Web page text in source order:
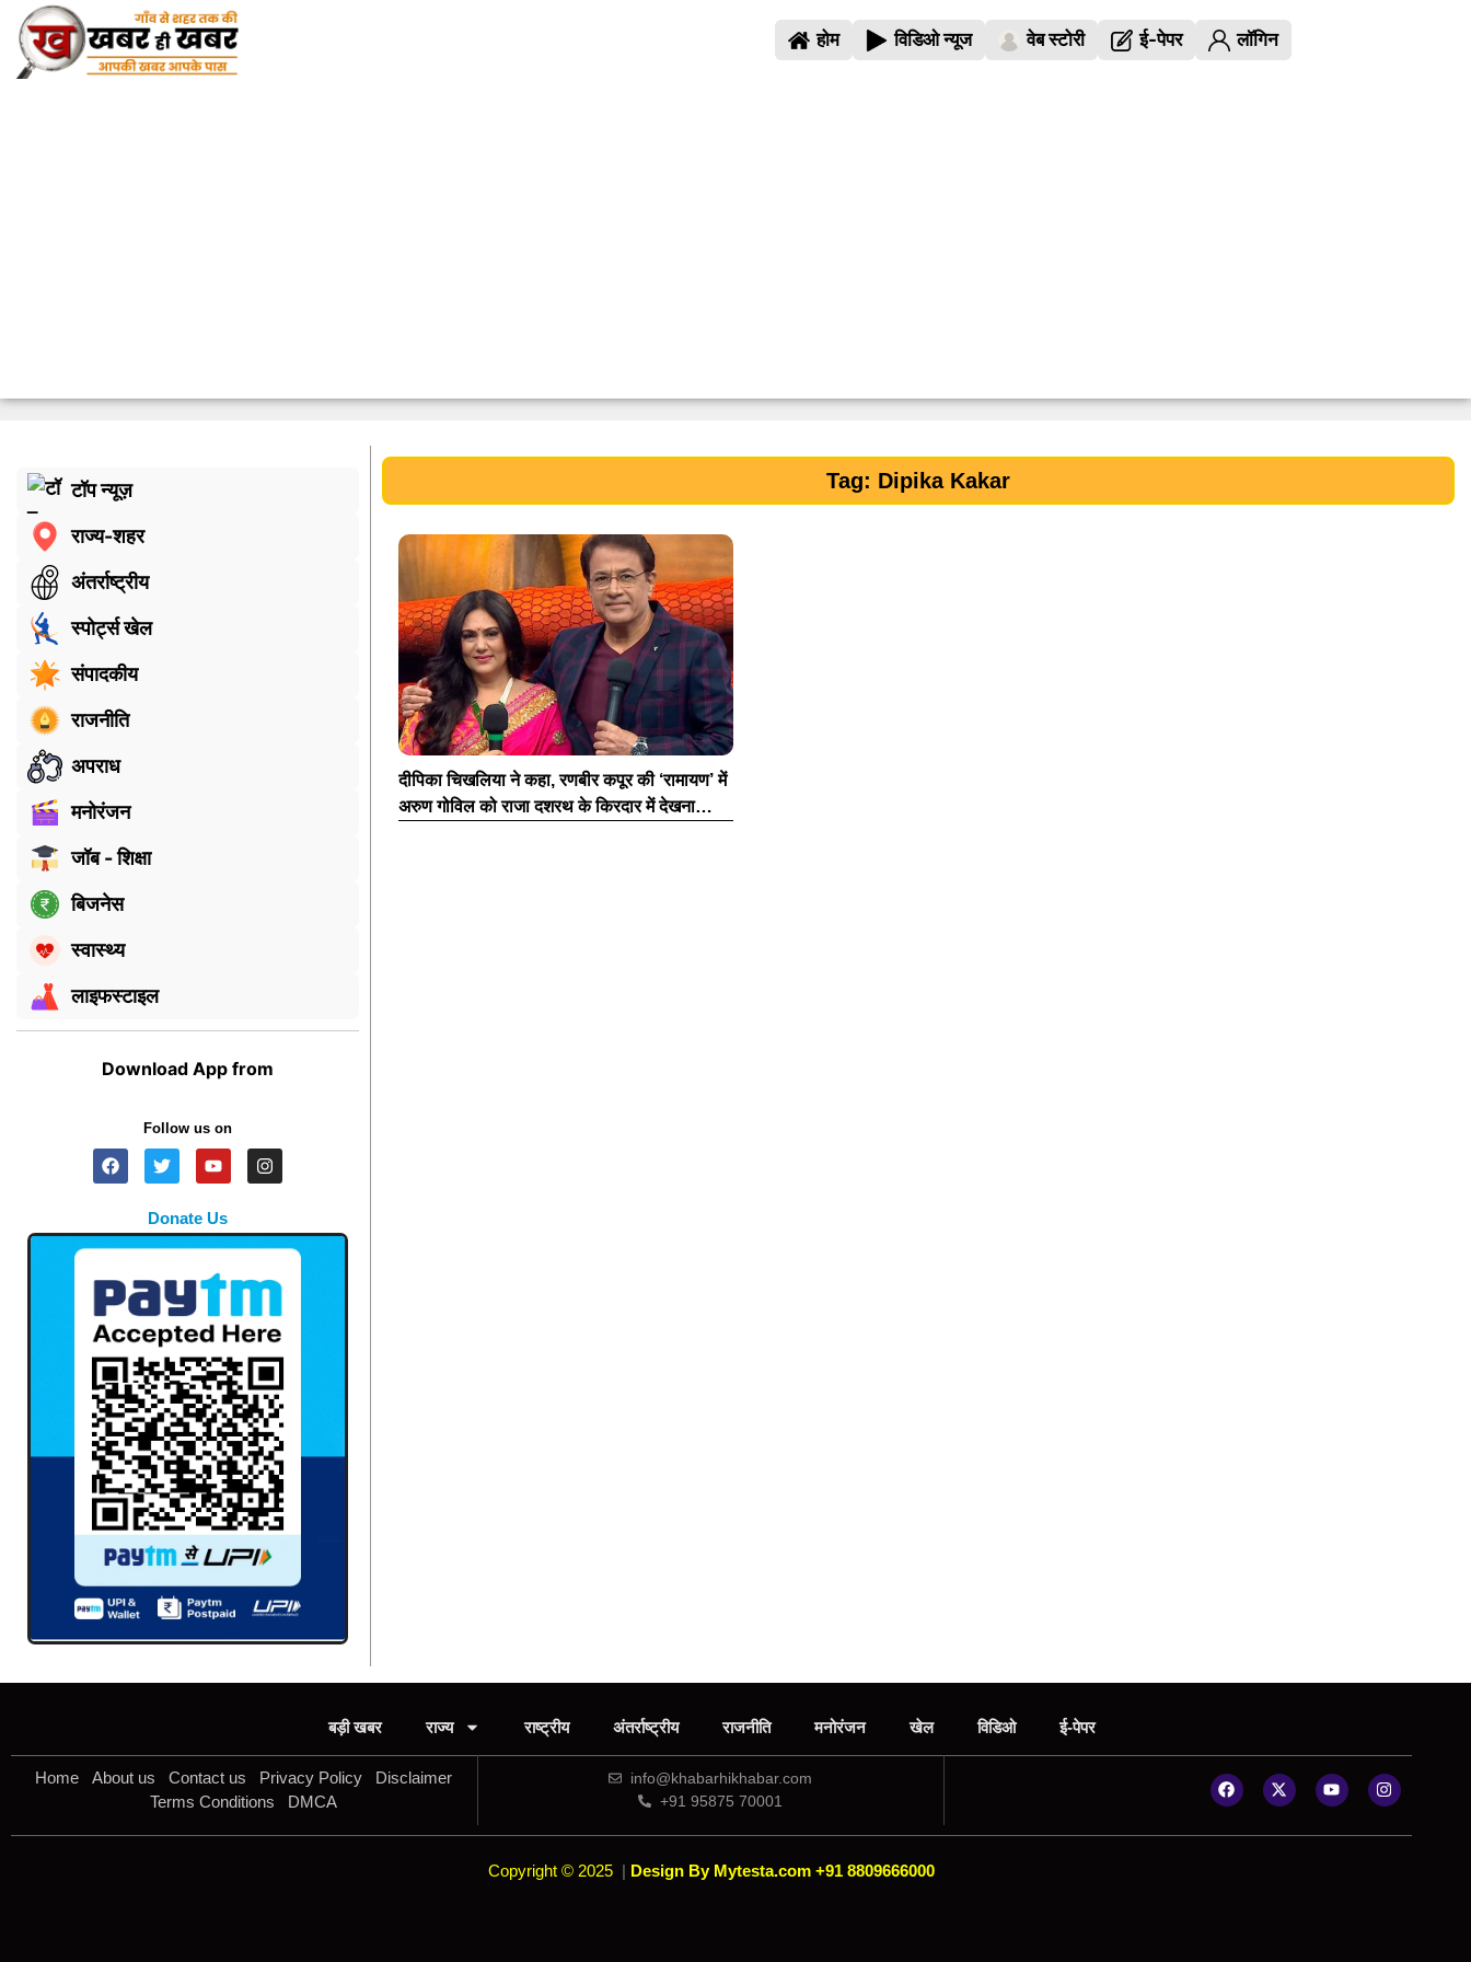
होम विडिओ न्यूज वेब स्टोरी ई-पेपर लॉगिन
टॉप न्यूज़
राज्य-शहर
अंतर्राष्ट्रीय
स्पोर्ट्स खेल
संपादकीय
राजनीति
अपराध
मनोरंजन
जॉब - शिक्षा
बिजनेस
स्वास्थ्य
लाइफस्टाइल
Download App from
Follow us on
Donate Us
Tag: Dipika Kakar
दीपिका चिखलिया ने कहा, रणबीर कपूर की ‘रामायण’ में
अरुण गोविल को राजा दशरथ के किरदार में देखना…
बड़ी खबर राज्य राष्ट्रीय अंतर्राष्ट्रीय राजनीति मनोरंजन खेल विडिओ ई-पेपर
Home About us Contact us Privacy Policy
Disclaimer
Terms Conditions
DMCA
info@khabarhikhabar.com
+91 95875 70001
Copyright © 2025 | Design By Mytesta.com +91 8809666000